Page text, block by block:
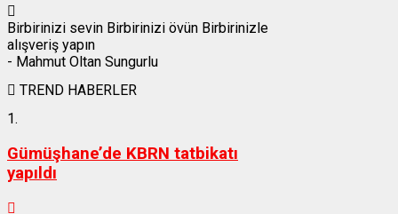
Birbirinizi sevin Birbirinizi övün Birbirinizle
alışveriş yapın
- Mahmut Oltan Sungurlu
TREND HABERLER
1.
Gümüşhane’de KBRN tatbikatı
yapıldı